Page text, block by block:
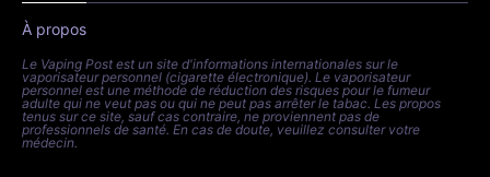
À propos
Le Vaping Post est un site d'informations internationales sur le
vaporisateur personnel (cigarette électronique). Le vaporisateur
personnel est une méthode de réduction des risques pour le fumeur
adulte qui ne veut pas ou qui ne peut pas arrêter le tabac. Les propos
tenus sur ce site, sauf cas contraire, ne proviennent pas de
professionnels de santé. En cas de doute, veuillez consulter votre
médecin.